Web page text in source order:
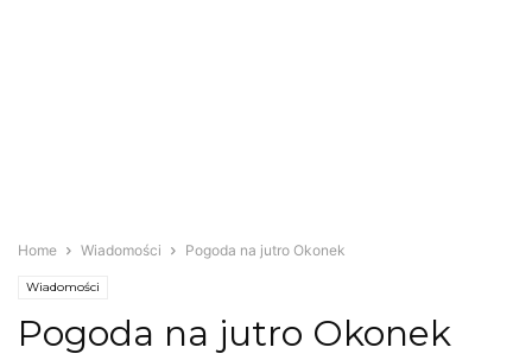
Home Wiadomości Pogoda na jutro Okonek
Wiadomości
Pogoda na jutro Okonek